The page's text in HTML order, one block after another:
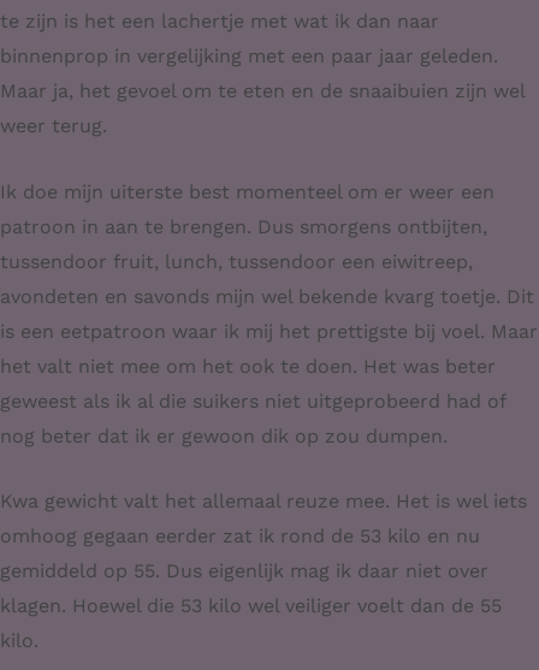
te zijn is het een lachertje met wat ik dan naar
binnenprop in vergelijking met een paar jaar geleden.
Maar ja, het gevoel om te eten en de snaaibuien zijn wel
weer terug.
Ik doe mijn uiterste best momenteel om er weer een
patroon in aan te brengen. Dus smorgens ontbijten,
tussendoor fruit, lunch, tussendoor een eiwitreep,
avondeten en savonds mijn wel bekende kvarg toetje. Dit
is een eetpatroon waar ik mij het prettigste bij voel. Maar
het valt niet mee om het ook te doen. Het was beter
geweest als ik al die suikers niet uitgeprobeerd had of
nog beter dat ik er gewoon dik op zou dumpen.
Kwa gewicht valt het allemaal reuze mee. Het is wel iets
omhoog gegaan eerder zat ik rond de 53 kilo en nu
gemiddeld op 55. Dus eigenlijk mag ik daar niet over
klagen. Hoewel die 53 kilo wel veiliger voelt dan de 55
kilo.